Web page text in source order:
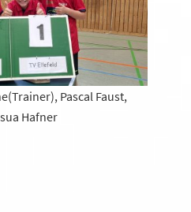
Pascal Faust,
Hafner